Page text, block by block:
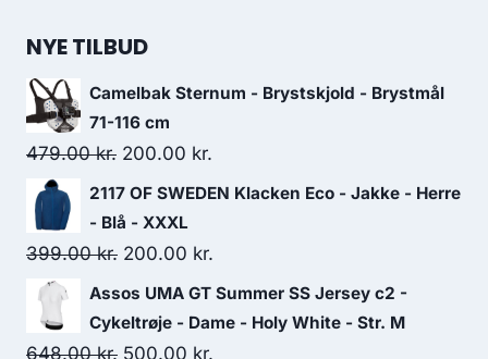
was:
NYE TILBUD
Camelbak Sternum - Brystskjold - Brystmål
71-116 cm
479.00kr. Original
price
was:
479.00 kr..
200.00 kr.
price
2117 OF SWEDEN Klacken Eco - Jakke - Herre
- Blå - XXXL
399.00kr. Original
price
was:
399.00 kr..
200.00 kr.
price
is:
Assos UMA GT Summer SS Jersey c2 -
Cykeltrøje - Dame - Holy White - Str. M
648.00kr. Original
500.00 kr.